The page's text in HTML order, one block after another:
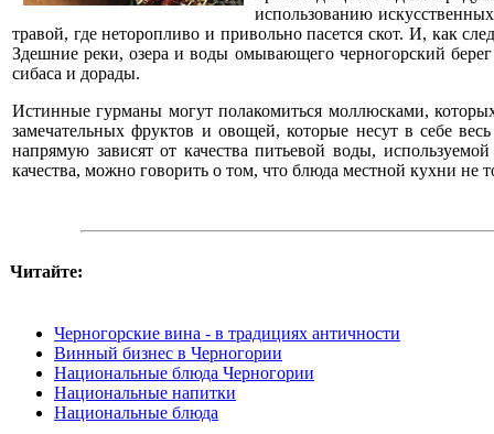
использованию
травой, где неторопливо и привольно пасется скот. И, как
Здешние реки, озера и воды омывающего черногорский
сибаса и дорады.
Истинные гурманы могут полакомиться моллюсками,
замечательных фруктов и овощей, которые несут в себе
напрямую зависят от качества питьевой воды,
качества, можно говорить о том, что блюда местной кухни не
Читайте:
Черногорские вина - в традициях античности
Винный бизнес в Черногории
Национальные блюда Черногории
Национальные напитки
Национальные блюда